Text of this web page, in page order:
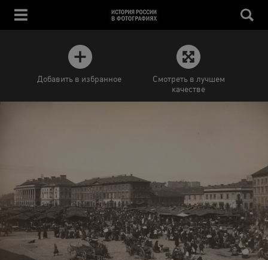
Добавить в избранное
Смотреть в лучшем
качестве